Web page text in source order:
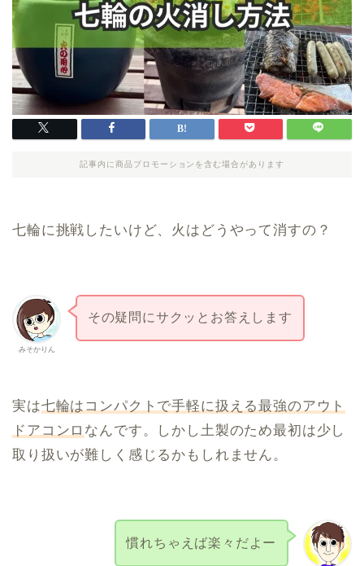
記事内に商品プロモーションを含む場合があります
七輪に挑戦したいけど、火はどうやって消すの？
みそかりん
その疑問にサクッとお答えします
実は七輪はコンパクトで手軽に扱える最強のアウト
ドアコンロ なんです。しかし土製のため最初は少し
取り扱いが難しく感じるかもしれません。
慣れちゃえば楽々だよー